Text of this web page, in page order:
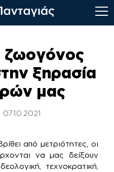
ζωογόνος
ξηρασία
μας
07.10.2021
από μετριότητες, οι
να μας δείξουν
τεχνοκρατική,